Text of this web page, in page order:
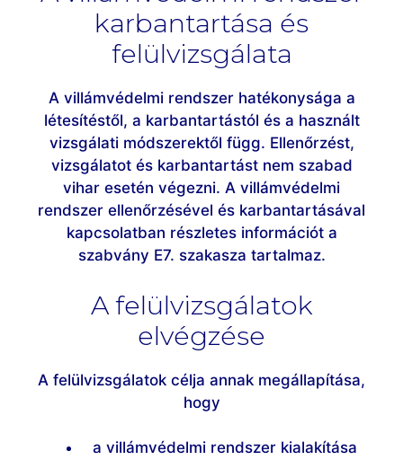
karbantartása és
felülvizsgálata
A villámvédelmi rendszer hatékonysága a
létesítéstől, a karbantartástól és a használt
vizsgálati módszerektől függ. Ellenőrzést,
vizsgálatot és karbantartást nem szabad
vihar esetén végezni. A villámvédelmi
rendszer ellenőrzésével és karbantartásával
kapcsolatban részletes információt a
szabvány E7. szakasza tartalmaz.
A felülvizsgálatok
elvégzése
A felülvizsgálatok célja annak megállapítása,
hogy
a villámvédelmi rendszer kialakítása